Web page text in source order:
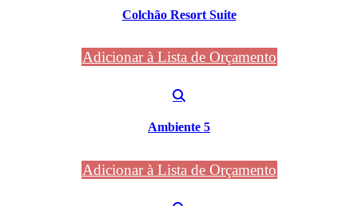
Colchão Resort Suite
Adicionar à Lista de Orçamento
Ambiente 5
Adicionar à Lista de Orçamento